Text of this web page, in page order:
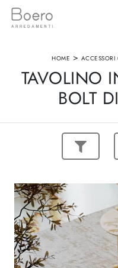
HOME > ACCESSORI
TAVOLINO
BOLT